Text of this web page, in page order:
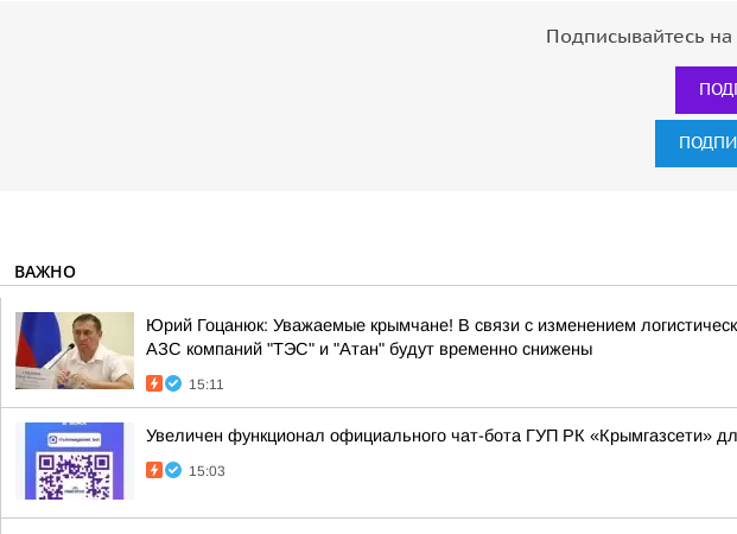
Подписывайтесь
ВАЖНО
Юрий Гоцанюк: Уважаемые крымчане! В связи с изменением
АЗС компаний "ТЭС" и "Атан" будут временно снижены
15:11
Увеличен функционал официального чат-бота ГУП РК «Крымгазсети»
15:03